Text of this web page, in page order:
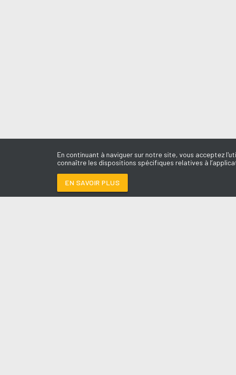
En continuant à naviguer sur notre site, vous acceptez
connaître les dispositions spécifiques relatives à
EN SAVOIR PLUS